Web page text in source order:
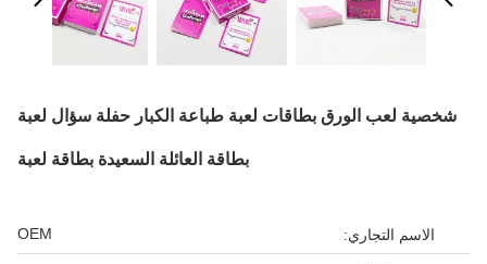
شخصية لعب الورق بطاقات لعبة طباعة الكبار حفلة سؤال لعبة
بطاقة العائلة السعيدة بطاقة لعبة
الاسم التجاري: OEM